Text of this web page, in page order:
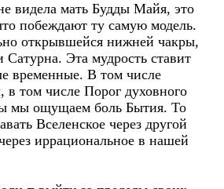
видела мать Будды Майя, это
побеждают ту самую модель.
открывшейся нижней чакры,
Сатурна. Эта мудрость ставит
временные. В том числе
том числе Порог духовного
мы ощущаем боль Бытия. То
Вселенское через другой
иррациональное в нашей